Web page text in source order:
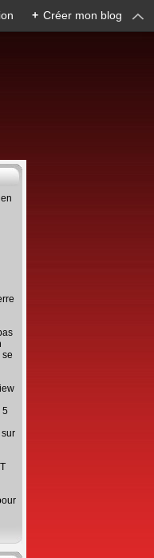
+ Créer mon blog
5
sur